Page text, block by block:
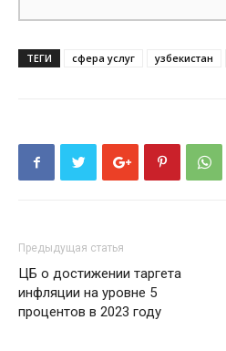
ТЕГИ сфера услуг узбекистан
Предыдущая статья
ЦБ о достижении таргета
инфляции на уровне 5
процентов в 2023 году